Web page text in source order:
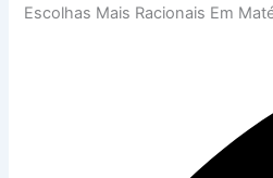
Escolhas Mais Racionais Em